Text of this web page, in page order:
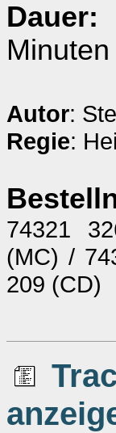
Dauer:
Minuten
Autor:
Regie:
74321
(MC) /
209 (CD)